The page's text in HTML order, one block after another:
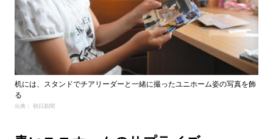
机には、スタンドでチアリーダーと一緒に撮ったユニホーム姿の写真を飾
る
出典： 朝日新聞